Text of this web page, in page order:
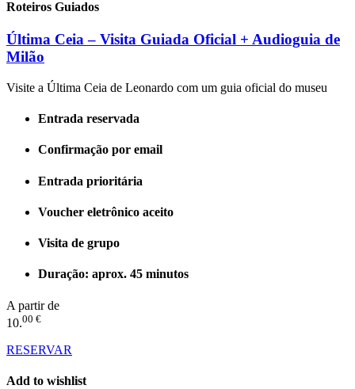
Roteiros Guiados
Última Ceia – Visita Guiada Oficial + Audioguia de
Milão
Visite a Última Ceia de Leonardo com um guia oficial do museu
Entrada reservada
Confirmação por email
Entrada prioritária
Voucher eletrônico aceito
Visita de grupo
Duração: aprox. 45 minutos
A partir de
10.00 €
RESERVAR
Add to wishlist